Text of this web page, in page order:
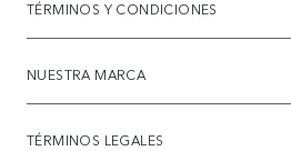
TÉRMINOS Y CONDICIONES
NUESTRA MARCA
TÉRMINOS LEGALES